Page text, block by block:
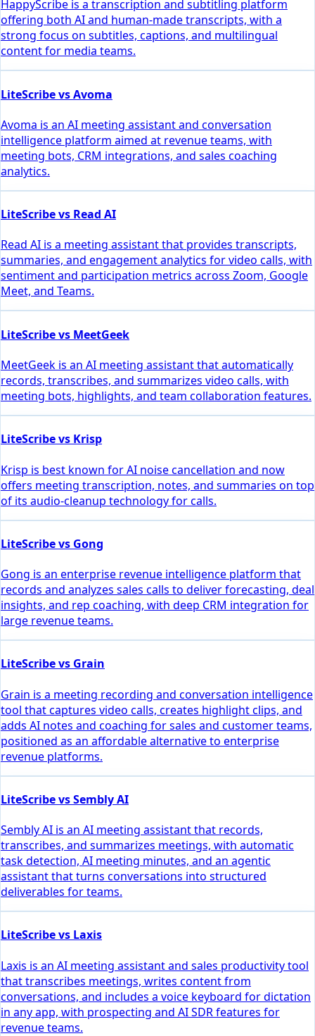
HappyScribe is a transcription and subtitling platform
offering both AI and human-made transcripts, with a
strong focus on subtitles, captions, and multilingual
content for media teams.
LiteScribe vs Avoma
Avoma is an AI meeting assistant and conversation
intelligence platform aimed at revenue teams, with
meeting bots, CRM integrations, and sales coaching
analytics.
LiteScribe vs Read AI
Read AI is a meeting assistant that provides transcripts,
summaries, and engagement analytics for video calls, with
sentiment and participation metrics across Zoom, Google
Meet, and Teams.
LiteScribe vs MeetGeek
MeetGeek is an AI meeting assistant that automatically
records, transcribes, and summarizes video calls, with
meeting bots, highlights, and team collaboration features.
LiteScribe vs Krisp
Krisp is best known for AI noise cancellation and now
offers meeting transcription, notes, and summaries on top
of its audio-cleanup technology for calls.
LiteScribe vs Gong
Gong is an enterprise revenue intelligence platform that
records and analyzes sales calls to deliver forecasting, deal
insights, and rep coaching, with deep CRM integration for
large revenue teams.
LiteScribe vs Grain
Grain is a meeting recording and conversation intelligence
tool that captures video calls, creates highlight clips, and
adds AI notes and coaching for sales and customer teams,
positioned as an affordable alternative to enterprise
revenue platforms.
LiteScribe vs Sembly AI
Sembly AI is an AI meeting assistant that records,
transcribes, and summarizes meetings, with automatic
task detection, AI meeting minutes, and an agentic
assistant that turns conversations into structured
deliverables for teams.
LiteScribe vs Laxis
Laxis is an AI meeting assistant and sales productivity tool
that transcribes meetings, writes content from
conversations, and includes a voice keyboard for dictation
in any app, with prospecting and AI SDR features for
revenue teams.